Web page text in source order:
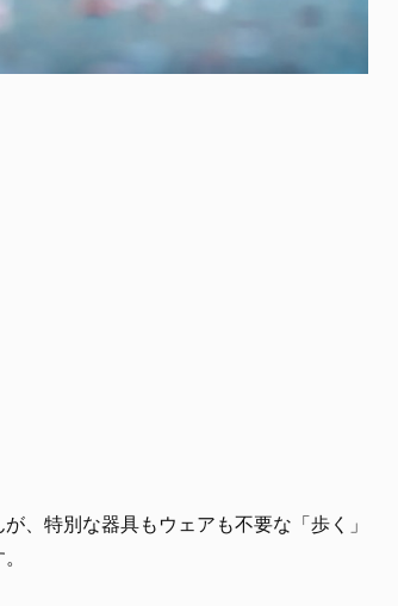
、特別な器具もウェアも不要な「歩く」